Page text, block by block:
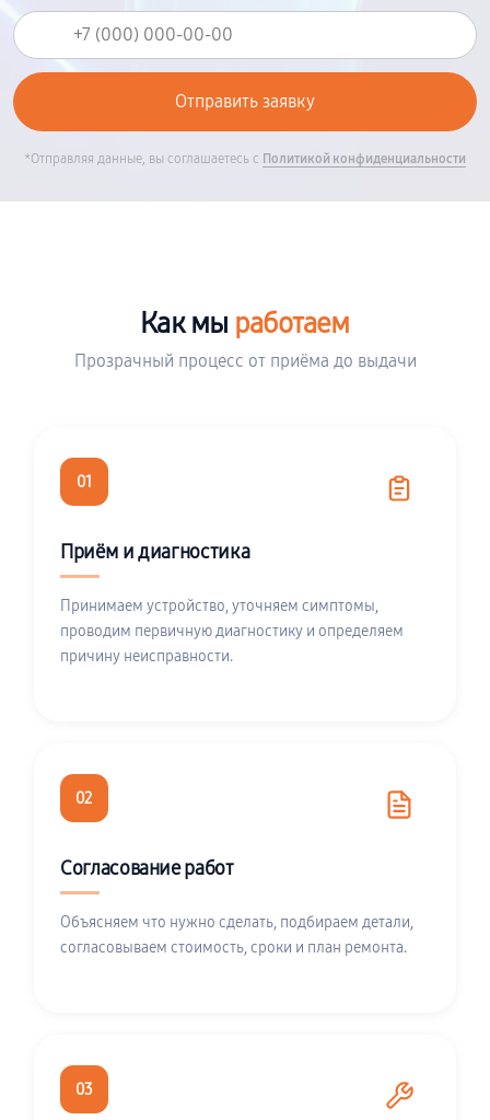
*Отправляя данные, вы соглашаетесь с Политикой конфиденциальности
Как мы работаем
Прозрачный процесс от приёма до выдачи
01
Приём и диагностика
Принимаем устройство, уточняем симптомы,
проводим первичную диагностику и определяем
причину неисправности.
02
Согласование работ
Объясняем что нужно сделать, подбираем детали,
согласовываем стоимость, сроки и план ремонта.
03